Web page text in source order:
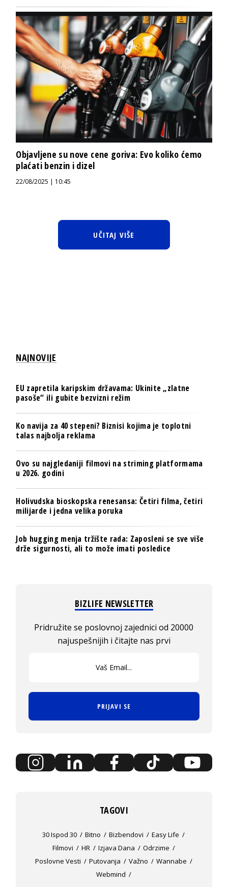
Objavljene su nove cene goriva: Evo koliko ćemo
plaćati benzin i dizel
22/08/2025 | 10:45
UČITAJ VIŠE
NAJNOVIJE
EU zapretila karipskim državama: Ukinite „zlatne
pasoše“ ili gubite bezvizni režim
Ko navija za 40 stepeni? Biznisi kojima je toplotni
talas najbolja reklama
Ovo su najgledaniji filmovi na striming platformama
u 2026. godini
Holivudska bioskopska renesansa: Četiri filma, četiri
milijarde i jedna velika poruka
Job hugging menja tržište rada: Zaposleni se sve više
drže sigurnosti, ali to može imati posledice
BIZLIFE NEWSLETTER
Pridružite se poslovnoj zajednici od 20000
najuspešnijih i čitajte nas prvi
PRIJAVI SE
TAGOVI
30 Ispod 30 Bitno Bizbendovi
Easy Life
Filmovi
HR Izjava Dana
Odrzime
Poslovne Vesti
Putovanja Važno
Wannabe
Webmind